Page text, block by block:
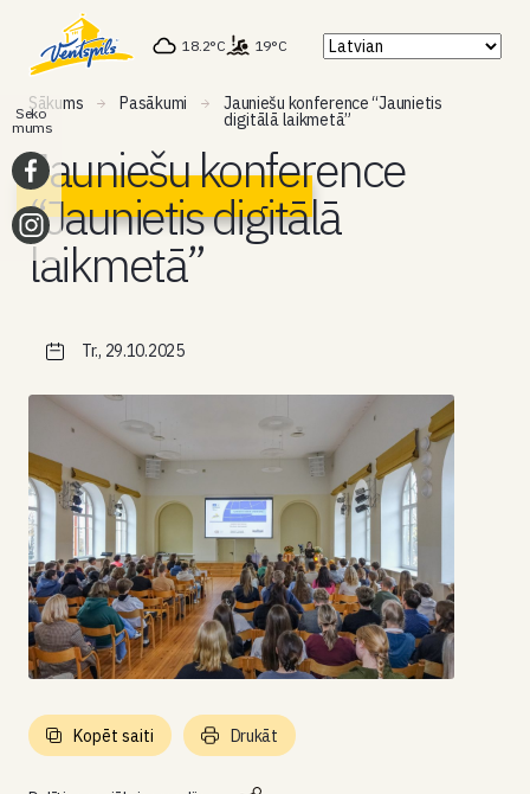
18.2°C 19°C
Sākums Pasākumi Jauniešu konference “Jaunietis
digitālā laikmetā”
Jauniešu konference
“Jaunietis digitālā
laikmetā”
Tr., 29.10.2025
Kopēt saiti Drukāt
Seko
mums